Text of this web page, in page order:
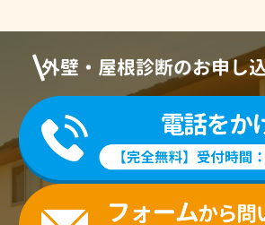
外壁・屋根診断のお申し